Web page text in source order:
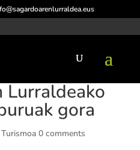
Lurraldeako
gora
Turismoa 0 comments